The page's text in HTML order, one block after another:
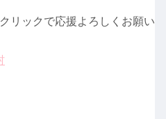
リックで応援よろしくお願い